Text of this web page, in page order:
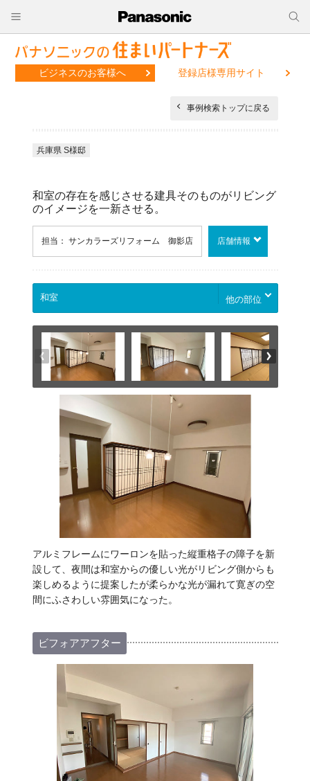
ビジネスのお客様へ 登録店様専用サイト
事例検索トップに戻る
兵庫県 S様邸
和室の存在を感じさせる建具そのものがリビング
のイメージを一新させる。
担当： サンカラーズリフォーム 御影店 店舗情報
他の部位
アルミフレームにワーロンを貼った縦重格子の障子を新
設して、夜間は和室からの優しい光がリビング側からも
楽しめるように提案したが柔らかな光が漏れて寛ぎの空
間にふさわしい雰囲気になった。
ビフォアアフター